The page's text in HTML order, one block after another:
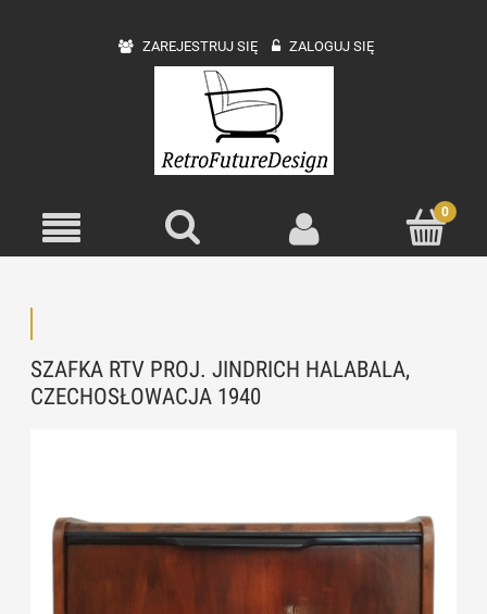
ZAREJESTRUJ SIĘ ZALOGUJ SIĘ
SZAFKA RTV PROJ. JINDRICH HALABALA,
CZECHOSŁOWACJA 1940